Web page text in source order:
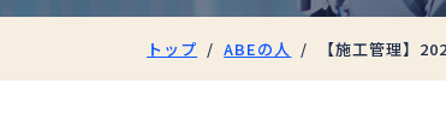
トップ ABEの人 【施工管理】